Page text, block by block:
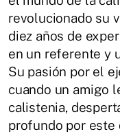
revolucionado su
diez años de
en un referente y
Su pasión por el
cuando un amigo
calistenia,
profundo por este